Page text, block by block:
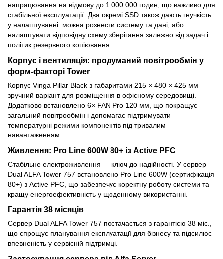
напрацювання на відмову до 1 000 000 годин, що важливо для
стабільної експлуатації. Два окремі SSD також дають гнучкість
у налаштуванні: можна рознести систему та дані, або
налаштувати відповідну схему зберігання залежно від задач і
політик резервного копіювання.
Корпус і вентиляція: продуманий повітрообмін у
форм-факторі Tower
Корпус Vinga Pillar Black з габаритами 215 × 480 × 425 мм —
зручний варіант для розміщення в офісному середовищі.
Додатково встановлено 6× FAN Pro 120 мм, що покращує
загальний повітрообмін і допомагає підтримувати
температурні режими компонентів під тривалим
навантаженням.
Живлення: Pro Line 600W 80+ із Active PFC
Стабільне електроживлення — ключ до надійності. У сервер
Dual ALFA Tower 757 встановлено Pro Line 600W (сертифікація
80+) з Active PFC, що забезпечує коректну роботу системи та
кращу енергоефективність у щоденному використанні.
Гарантія 38 місяців
Сервер Dual ALFA Tower 757 постачається з гарантією 38 міс.,
що спрощує планування експлуатації для бізнесу та підсилює
впевненість у сервісній підтримці.